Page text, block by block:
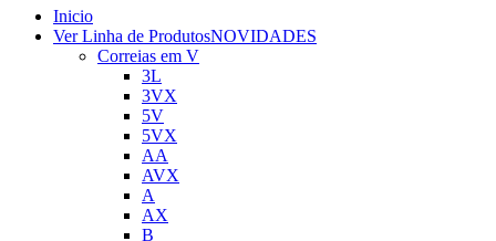
Inicio
Ver Linha de ProdutosNOVIDADES
Correias em V
3L
3VX
5V
5VX
AA
AVX
A
AX
B